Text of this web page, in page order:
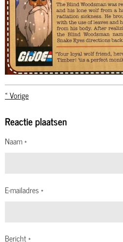
«Vorige
Reactie plaatsen
Naam *
E-mailadres *
Bericht *